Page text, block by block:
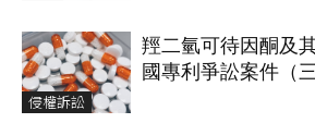
侵權訴訟
羥二氫可待因酮及
國專利爭訟案件（三